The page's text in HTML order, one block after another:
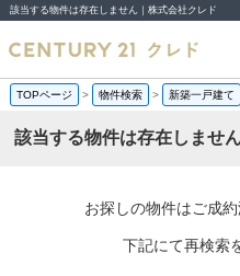
該当する物件は存在しません｜株式会社クレド
TOPページ > 物件検索 > 新築一戸建て
該当する物件は存在しませ
お探しの物件はご成
下記にて再検索